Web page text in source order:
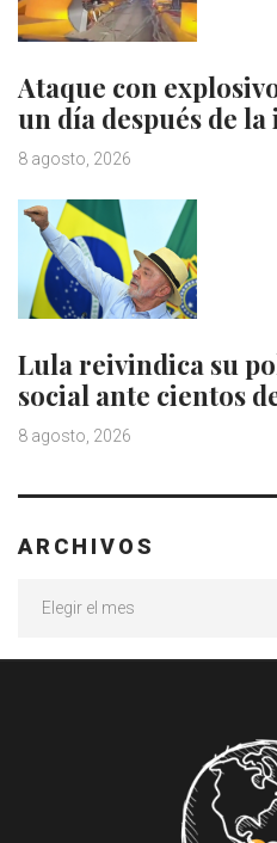
Ataque con
un día después de
8 agosto, 2026
Lula reivindica su
social ante cientos
8 agosto, 2026
ARCHIVOS